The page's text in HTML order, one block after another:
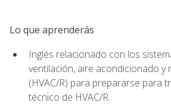
Lo que aprenderás
Inglés relacionado con los
ventilación, aire acondicionado y
(HVAC/R) para prepararse para
técnico de HVAC/R.